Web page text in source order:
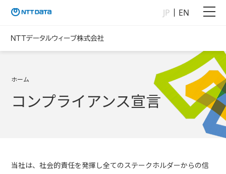
JP EN
ホーム
コンプライアンス宣言
当社は、社会的責任を発揮し全てのステークホルダーからの信